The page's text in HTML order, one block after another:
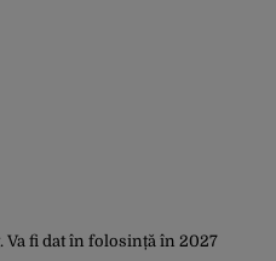
Va fi dat în folosință în 2027